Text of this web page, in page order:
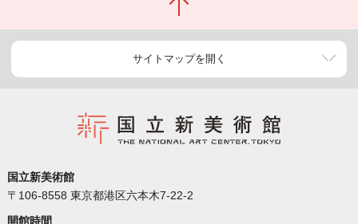
サイトマップを開く
国立新美術館
〒106-8558 東京都港区六本木7-22-2
開館時間